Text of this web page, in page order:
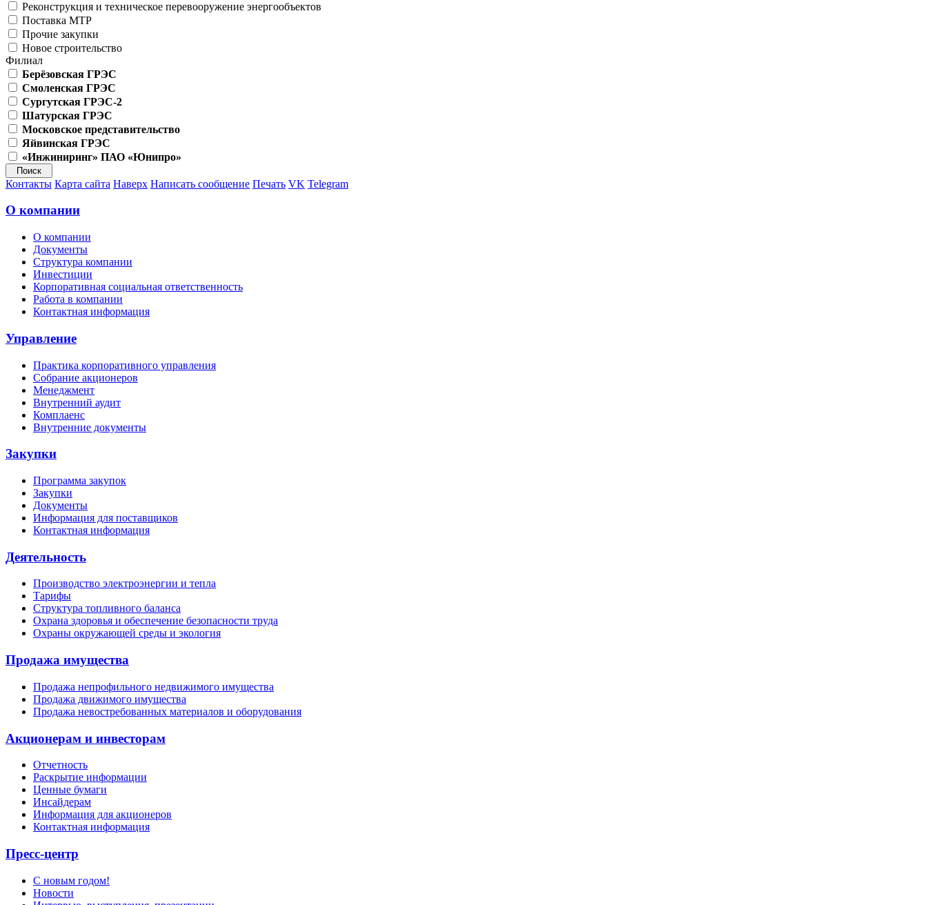
Реконструкция и техническое перевооружение энергообъектов
Поставка МТР
Прочие закупки
Новое строительство
Филиал
Берёзовская ГРЭС
Смоленская ГРЭС
Сургутская ГРЭС-2
Шатурская ГРЭС
Московское представительство
Яйвинская ГРЭС
«Инжиниринг» ПАО «Юнипро»
Контакты Карта сайта Наверх Написать сообщение Печать VK Telegram
О компании
О компании
Документы
Структура компании
Инвестиции
Корпоративная социальная ответственность
Работа в компании
Контактная информация
Управление
Практика корпоративного управления
Собрание акционеров
Менеджмент
Внутренний аудит
Комплаенс
Внутренние документы
Закупки
Программа закупок
Закупки
Документы
Информация для поставщиков
Контактная информация
Деятельность
Производство электроэнергии и тепла
Тарифы
Структура топливного баланса
Охрана здоровья и обеспечение безопасности труда
Охраны окружающей среды и экология
Продажа имущества
Продажа непрофильного недвижимого имущества
Продажа движимого имущества
Продажа невостребованных материалов и оборудования
Акционерам и инвесторам
Отчетность
Раскрытие информации
Ценные бумаги
Инсайдерам
Информация для акционеров
Контактная информация
Пресс-центр
С новым годом!
Новости